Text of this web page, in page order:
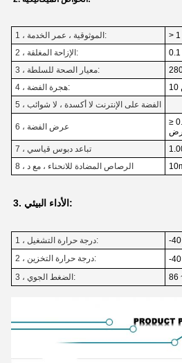
1 ، الموثوقية ، عمر الخدمة:
2 ، الإزاحة المغلقة:
3 ، معيار الصحة للسلطة:
4 ، هجرة الفضة:
5 ، الفضة على الإنترنت لا أكسدة ، لا شوائب
6 ، عرض الفضة
7 ، تباعد دبوس قياسي
8 ، الرصاص المضادة للانحناء ، مع د
3. الأداء البيئي:
1 ، درجة حرارة التشغيل:
2 ، درجة حرارة التخزين:
3 ، الضغط الجوي: